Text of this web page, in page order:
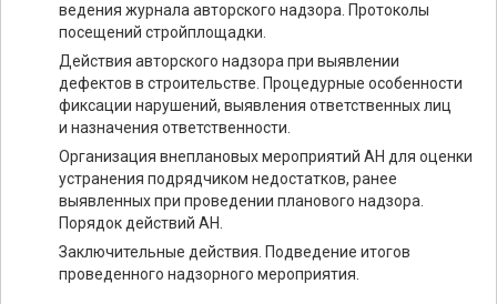
ведения журнала авторского надзора. Протоколы
посещений стройплощадки.
Действия авторского надзора при выявлении
дефектов в строительстве. Процедурные особенности
фиксации нарушений, выявления ответственных лиц
и назначения ответственности.
Организация внеплановых мероприятий АН для оценки
устранения подрядчиком недостатков, ранее
выявленных при проведении планового надзора.
Порядок действий АН.
Заключительные действия. Подведение итогов
проведенного надзорного мероприятия.